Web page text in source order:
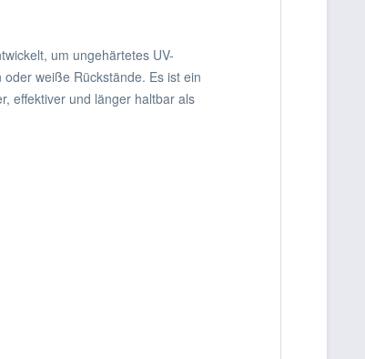
um ungehärtetes UV-
weiße Rückstände. Es ist ein
effektiver und länger haltbar als